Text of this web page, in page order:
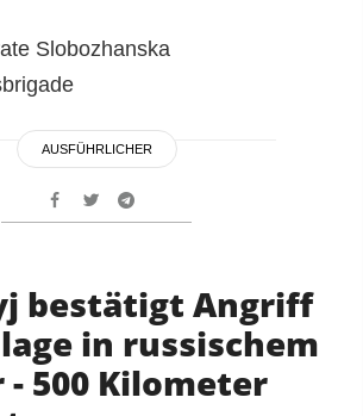
Slobozhanska
AUSFÜHRLICHER
bestätigt Angriff
in russischem
500 Kilometer